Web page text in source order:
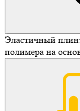
Эластичный
полимера на